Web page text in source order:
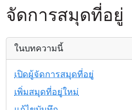
จัดการสมุดที่อยู่
ในบทความนี้
เปิดผู้จัดการสมุดที่อยู่
เพิ่มสมุดที่อยู่ใหม่
หมายเหตุประจำรุ่น
โหมดการเชื่อมต่อ
การเข้าถึงแบบไม่ต้องดูแล
การสนับสนุน Active Directory
การศึกษาและรัฐบาล
เทคโนโลยีสารสนเทศ
iOS/Android